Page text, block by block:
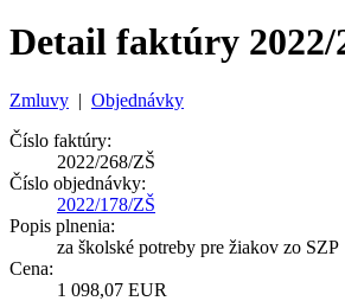
Detail faktúry 2022/
Zmluvy | Objednávky
Číslo faktúry:
2022/268/ZŠ
Číslo objednávky:
2022/178/ZŠ
Popis plnenia:
za školské potreby pre žiakov zo SZP
Cena:
1 098,07 EUR